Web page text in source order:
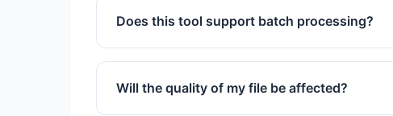
Does this tool support batch processing?
Yes, you can upload and process multiple
Will the quality of my file be affected?